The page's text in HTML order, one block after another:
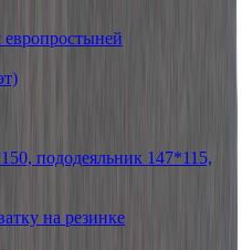
пододеяльник 147*115,
на резинке